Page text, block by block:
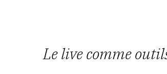
Le live comme